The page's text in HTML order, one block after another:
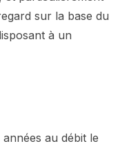
sur la base du
à un
au débit le